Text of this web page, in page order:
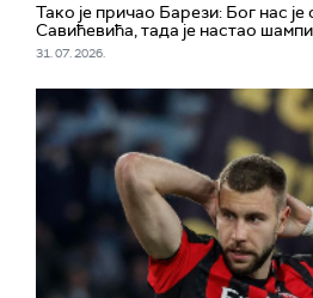
Тако је причао Барези: Бог нас
Савићевића, тада је настао
31. 07. 2026.